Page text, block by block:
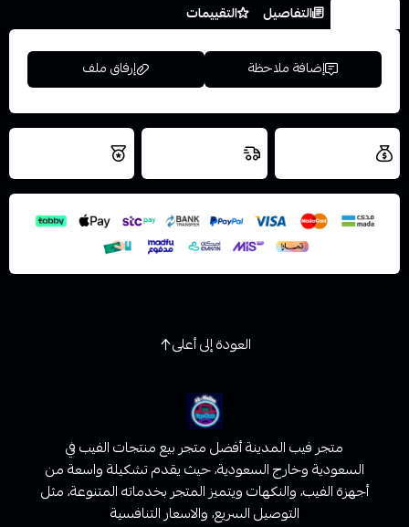
التفاصيل التقييمات
إضافة ملاحظة إرفاق ملف
اسحب و افلت الملف هنا
استعراض
نتميز بلجودة
العودة إلى أعلى
متجر فيب المدينة أفضل متجر بيع منتجات الفيب في
السعودية وخارج السعودية، حيث يقدم تشكيلة واسعة من
أجهزة الفيب، والنكهات ويتميز المتجر بخدماته المتنوعة، مثل
التوصيل السريع، والاسعار التنافسية